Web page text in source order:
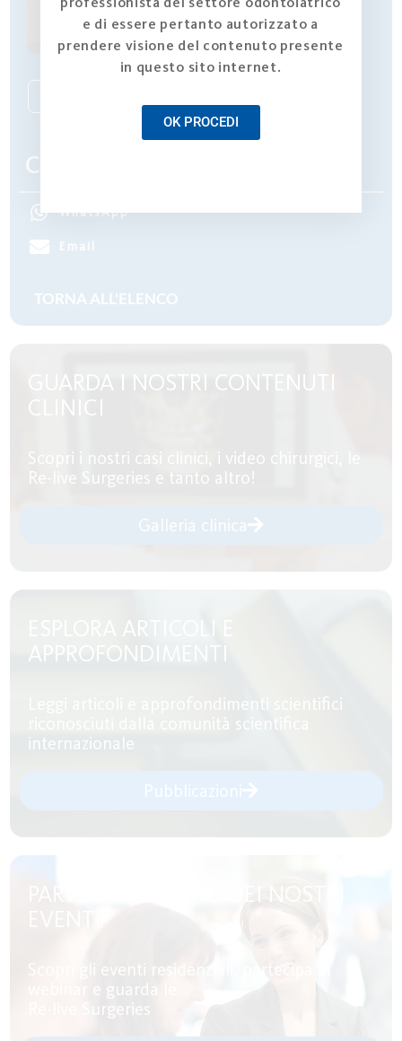
Sandro Pradella
Condividi
WhatsApp
Email
GUARDA I NOSTRI CONTENUTI
CLINICI
Scopri i nostri casi clinici, i video chirurgici, le
Re-live Surgeries e tanto altro!
Galleria clinica
ESPLORA ARTICOLI E
APPROFONDIMENTI
Leggi articoli e approfondimenti scientifici
riconosciuti dalla comunità scientifica
internazionale
Pubblicazioni
PARTECIPA AD UNO DEI NOSTRI
Scopri gli eventi residenziali, partecipa ai
webinar e guarda le
Re-live Surgeries
e di essere pertanto autorizzato a
prendere visione del contenuto presente
in questo sito internet.
OK PROCEDI